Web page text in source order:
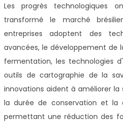
Les progrès technologiques
transformé le marché
entreprises adoptent des
avancées, le développement de
fermentation, les technologies
outils de cartographie de la
innovations aident à améliorer la
la durée de conservation et la
permettant une réduction des